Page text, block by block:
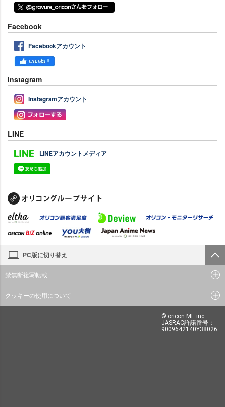
Facebook
Facebookアカウント
Instagram
Instagramアカウント
LINE
LINEアカウントメディア
PC版に切り替え
禁無断複写転載
クッキーの使用について
© oricon ME inc.
JASRAC許諾番号：
9009642140Y38026